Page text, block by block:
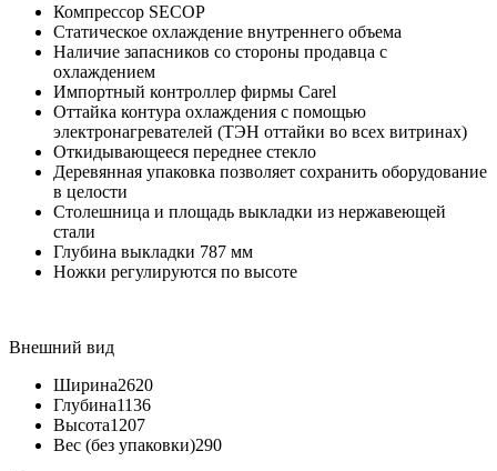
Компрессор SECOP
Статическое охлаждение внутреннего объема
Наличие запасников со стороны продавца с
охлаждением
Импортный контроллер фирмы Carel
Оттайка контура охлаждения с помощью
электронагревателей (ТЭН оттайки во всех витринах)
Откидывающееся переднее стекло
Деревянная упаковка позволяет сохранить оборудование
в целости
Столешница и площадь выкладки из нержавеющей
стали
Глубина выкладки 787 мм
Ножки регулируются по высоте
Внешний вид
Ширина2620
Глубина1136
Высота1207
Вес (без упаковки)290